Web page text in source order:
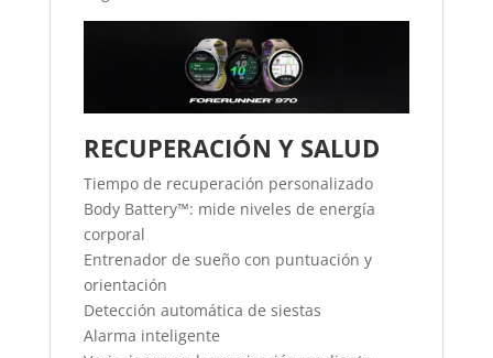
RECUPERACIÓN Y SALUD
Tiempo de recuperación personalizado
Body Battery™: mide niveles de energía
corporal
Entrenador de sueño con puntuación y
orientación
Detección automática de siestas
Alarma inteligente